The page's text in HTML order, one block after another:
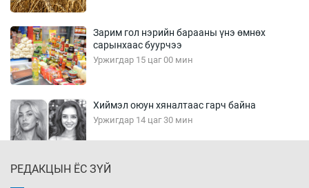
Зарим гол нэрийн барааны үнэ өмнөх
сарынхаас буурчээ
Уржигдар 15 цаг 00 мин
Хиймэл оюун хяналтаас гарч байна
Уржигдар 14 цаг 30 мин
РЕДАКЦЫН ЁС ЗҮЙ